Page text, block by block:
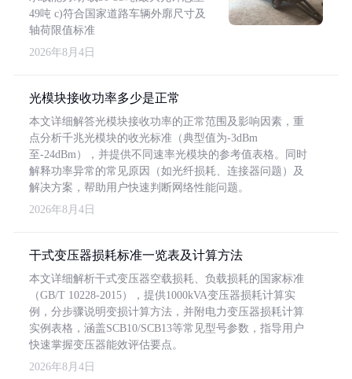
49吨 c)符合国家道路车辆外廓尺寸及
轴荷限值标准
2026年8月4日
光模块接收功率多少是正常
本文详细解答光模块接收功率的正常范围及影响因素，重
点分析千兆光模块的收光标准（典型值为-3dBm
至-24dBm），并提供不同速率光模块的参考值表格。同时
解释功率异常的常见原因（如光纤损耗、连接器问题）及
解决方案，帮助用户快速判断网络性能问题。
2026年8月4日
干式变压器损耗标准一览表及计算方法
本文详细解析干式变压器空载损耗、负载损耗的国家标准
（GB/T 10228-2015），提供1000kVA变压器损耗计算实
例，分步骤说明变损计算方法，并附电力变压器损耗计算
实例表格，涵盖SCB10/SCB13等常见型号参数，指导用户
快速掌握变压器能效评估要点。
2026年8月4日